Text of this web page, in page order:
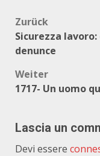
Zurück
Sicurezza
denunce
Weiter
1717- Un uomo
Lascia un
Devi essere